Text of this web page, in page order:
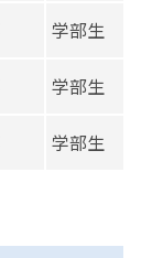
学部生
学部生
学部生